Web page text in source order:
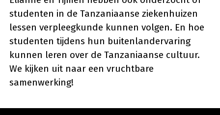
studenten in de Tanzaniaanse ziekenhuizen
lessen verpleegkunde kunnen volgen. En hoe
studenten tijdens hun buitenlandervaring
kunnen leren over de Tanzaniaanse cultuur.
We kijken uit naar een vruchtbare
samenwerking!